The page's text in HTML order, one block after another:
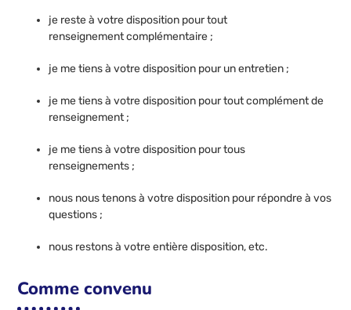
je reste à votre disposition pour tout
renseignement complémentaire ;
je me tiens à votre disposition pour un entretien ;
je me tiens à votre disposition pour tout complément de
renseignement ;
je me tiens à votre disposition pour tous
renseignements ;
nous nous tenons à votre disposition pour répondre à vos
questions ;
nous restons à votre entière disposition, etc.
Comme convenu